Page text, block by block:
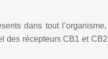
dans tout
récepteurs CB1 et